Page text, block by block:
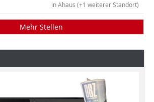
in Ahaus (+1 weiterer Standort)
Mehr Stellen